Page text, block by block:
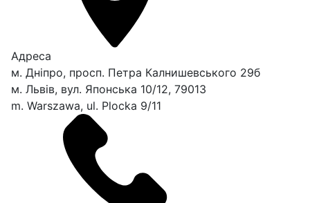
Адреса
м. Дніпро, просп. Петра Калнишевського 29б
м. Львів, вул. Японська 10/12, 79013
m. Warszawa, ul. Plocka 9/11